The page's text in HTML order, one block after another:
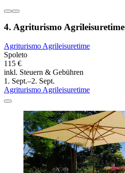
4. Agriturismo Agrileisuretime
Agriturismo Agrileisuretime
Spoleto
115 €
inkl. Steuern & Gebühren
1. Sept.–2. Sept.
Agriturismo Agrileisuretime